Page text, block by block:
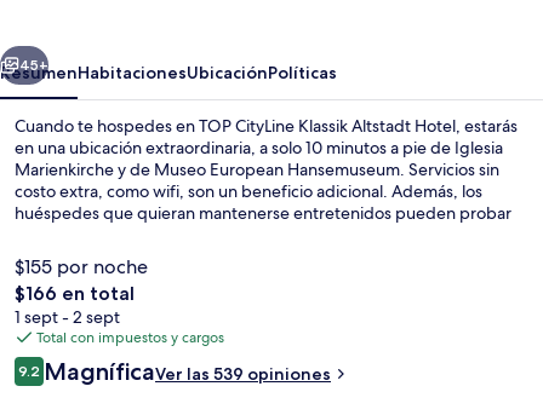
Hotel
Siguiente
45+
ResumenHabitacionesUbicaciónPolíticas
Cuando te hospedes en TOP CityLine Klassik Altstadt Hotel, estarás
en una ubicación extraordinaria, a solo 10 minutos a pie de Iglesia
Marienkirche y de Museo European Hansemuseum. Servicios sin
costo extra, como wifi, son un beneficio adicional. Además, los
huéspedes que quieran mantenerse entretenidos pueden probar
bicicleta. Asimismo, tanto Museum Holstentor como Bodegas de sal
están a 15 minutos a pie. Otros visitantes hablan maravillas de las
amenidades y características como el personal amable.
$155 por noche
El
precio
total
es
de
$166 en total
1 sept - 2 sept
Total con impuestos y cargos
Opiniones
9.29.2 de 10,
MagníficaVer las 539 opiniones